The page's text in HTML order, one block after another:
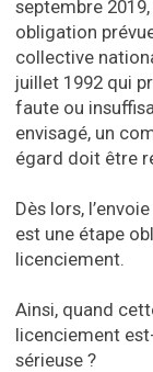
septembre
obligation
collective
juillet 1992 qui
faute ou
envisagé, un
égard doit être
Dès lors,
est une étape
licenciement.
Ainsi, quand
licenciement
sérieuse ?